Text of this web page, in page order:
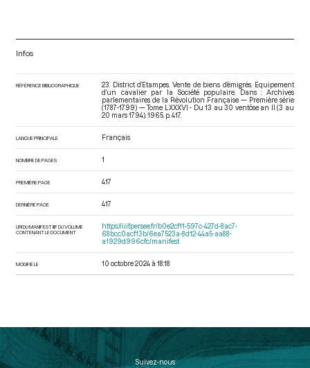
Infos
RÉFÉRENCE BIBLIOGRAPHIQUE
23. District d’Etampes. Vente de biens d’émigrés. Equipement
d’un cavalier par la Société populaire. Dans : Archives
parlementaires de la Révolution Française — Première série
(1787-1799) — Tome LXXXVI - Du 13 au 30 ventôse an II (3 au
20 mars 1794) . 1965. p. 417.
LANGUE PRINCIPALE Français
NOMBRE DE PAGES 1
PREMIÈRE PAGE 417
DERNIÈRE PAGE 417
URI DU MANIFEST IIIF DU VOLUME
CONTENANT LE DOCUMENT
https://iiif.persee.fr/b0e2cf11-597c-427d-8ac7-
68bcc0acf13b/6ea7523a-8d12-44a5-aa88-
a1929d996cfc/manifest
MODIFIÉ LE 10 octobre 2024 à 18:18
Suivez-nous